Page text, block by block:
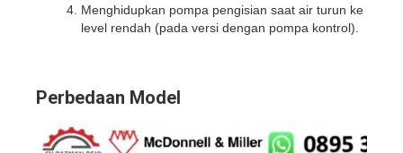
Menghidupkan pompa pengisian saat air turun ke
level rendah (pada versi dengan pompa kontrol).
Perbedaan Model